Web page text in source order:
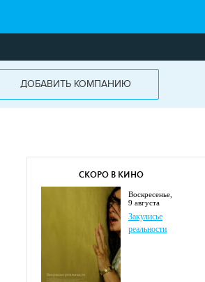
ДОБАВИТЬ КОМПАНИЮ
СКОРО В КИНО
воскресенье,
9 августа
Закулисье
реальности